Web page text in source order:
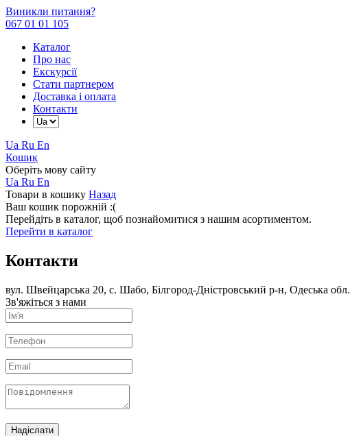
Виникли питання?
067 01 01 105
Каталог
Про нас
Екскурсії
Стати партнером
Доставка і оплата
Контакти
Ua Ru En
Кошик
Оберіть мову сайту
Ua Ru En
Товари в кошику Назад
Ваш кошик порожній :(
Перейдіть в каталог, щоб познайомитися з нашим асортиментом.
Перейти в каталог
Контакти
вул. Швейцарська 20, с. Шабо, Білгород-Дністровський р-н, Одеська обл.
Зв'яжіться з нами
Надіслати